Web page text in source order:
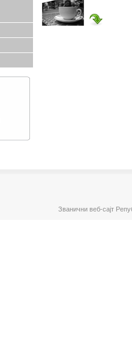
Званични веб-сајт